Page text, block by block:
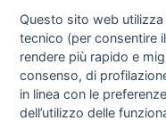
Questo sito web
tecnico (per consentire
rendere più rapido e
consenso, di
in linea con le
dell’utilizzo delle